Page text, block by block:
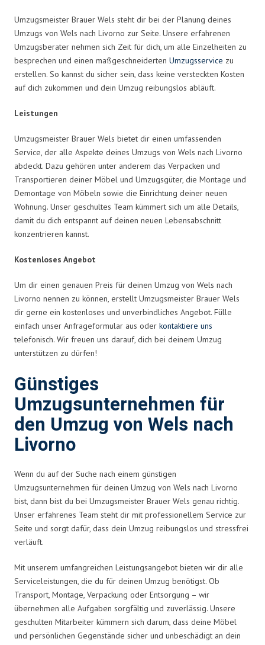
Umzugsmeister Brauer Wels steht dir bei der Planung deines
Umzugs von Wels nach Livorno zur Seite. Unsere erfahrenen
Umzugsberater nehmen sich Zeit für dich, um alle Einzelheiten zu
besprechen und einen maßgeschneiderten Umzugsservice zu
erstellen. So kannst du sicher sein, dass keine versteckten Kosten
auf dich zukommen und dein Umzug reibungslos abläuft.
Leistungen
Umzugsmeister Brauer Wels bietet dir einen umfassenden
Service, der alle Aspekte deines Umzugs von Wels nach Livorno
abdeckt. Dazu gehören unter anderem das Verpacken und
Transportieren deiner Möbel und Umzugsgüter, die Montage und
Demontage von Möbeln sowie die Einrichtung deiner neuen
Wohnung. Unser geschultes Team kümmert sich um alle Details,
damit du dich entspannt auf deinen neuen Lebensabschnitt
konzentrieren kannst.
Kostenloses Angebot
Um dir einen genauen Preis für deinen Umzug von Wels nach
Livorno nennen zu können, erstellt Umzugsmeister Brauer Wels
dir gerne ein kostenloses und unverbindliches Angebot. Fülle
einfach unser Anfrageformular aus oder kontaktiere uns
telefonisch. Wir freuen uns darauf, dich bei deinem Umzug
unterstützen zu dürfen!
Günstiges
Umzugsunternehmen für
den Umzug von Wels nach
Livorno
Wenn du auf der Suche nach einem günstigen
Umzugsunternehmen für deinen Umzug von Wels nach Livorno
bist, dann bist du bei Umzugsmeister Brauer Wels genau richtig.
Unser erfahrenes Team steht dir mit professionellem Service zur
Seite und sorgt dafür, dass dein Umzug reibungslos und stressfrei
verläuft.
Mit unserem umfangreichen Leistungsangebot bieten wir dir alle
Serviceleistungen, die du für deinen Umzug benötigst. Ob
Transport, Montage, Verpackung oder Entsorgung – wir
übernehmen alle Aufgaben sorgfältig und zuverlässig. Unsere
geschulten Mitarbeiter kümmern sich darum, dass deine Möbel
und persönlichen Gegenstände sicher und unbeschädigt an dein